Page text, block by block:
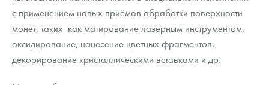
с применением новых приемов обработки поверхности
монет, таких как матирование лазерным инструментом,
оксидирование, нанесение цветных фрагментов,
декорирование кристаллическими вставками и др.